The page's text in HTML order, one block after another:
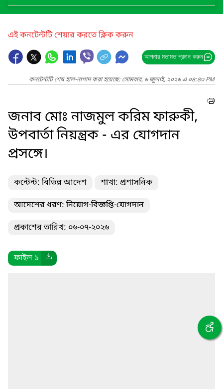
এই কনটেন্টটি শেয়ার করতে ক্লিক করুন
আপনার মতামত প্রদান করুন
কনটেন্টটি শেষ হাল-নাগাদ করা হয়েছে: সোমবার, ৬ জুলাই, ২০২৬ এ ০৪:৪৩ PM
জনাব মোঃ নাজমুল করিম ফারুকী,
উপবার্তা নিয়ন্ত্রক - এর যোগদান
প্রসঙ্গে।
কন্টেন্ট: বিভিন্ন আদেশ শাখা: প্রশাসনিক
আদেশের ধরণ: নিয়োগ-বিজ্ঞপ্তি-যোগদান
প্রকাশের তারিখ: ০৬-০৭-২০২৬
ফাইল ১